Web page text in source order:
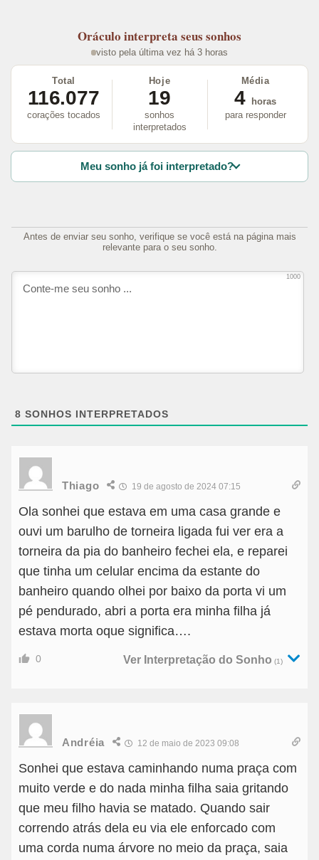
Oráculo interpreta seus sonhos
visto pela última vez há 3 horas
Total
116.077
corações tocados
Hoje
19
sonhos
interpretados
Média
4
horas
para responder
Meu sonho já foi interpretado?
Antes de enviar seu sonho, verifique se você está na página mais
relevante para o seu sonho.
1000
8 SONHOS INTERPRETADOS
Thiago 19 de agosto de 2024 07:15
Ola sonhei que estava em uma casa grande e
ouvi um barulho de torneira ligada fui ver era a
torneira da pia do banheiro fechei ela, e reparei
que tinha um celular encima da estante do
banheiro quando olhei por baixo da porta vi um
pé pendurado, abri a porta era minha filha já
estava morta oque significa….
0 Ver Interpretação do Sonho (1)
Andréia 12 de maio de 2023 09:08
Sonhei que estava caminhando numa praça com
muito verde e do nada minha filha saia gritando
que meu filho havia se matado. Quando sair
correndo atrás dela eu via ele enforcado com
uma corda numa árvore no meio da praça, saia